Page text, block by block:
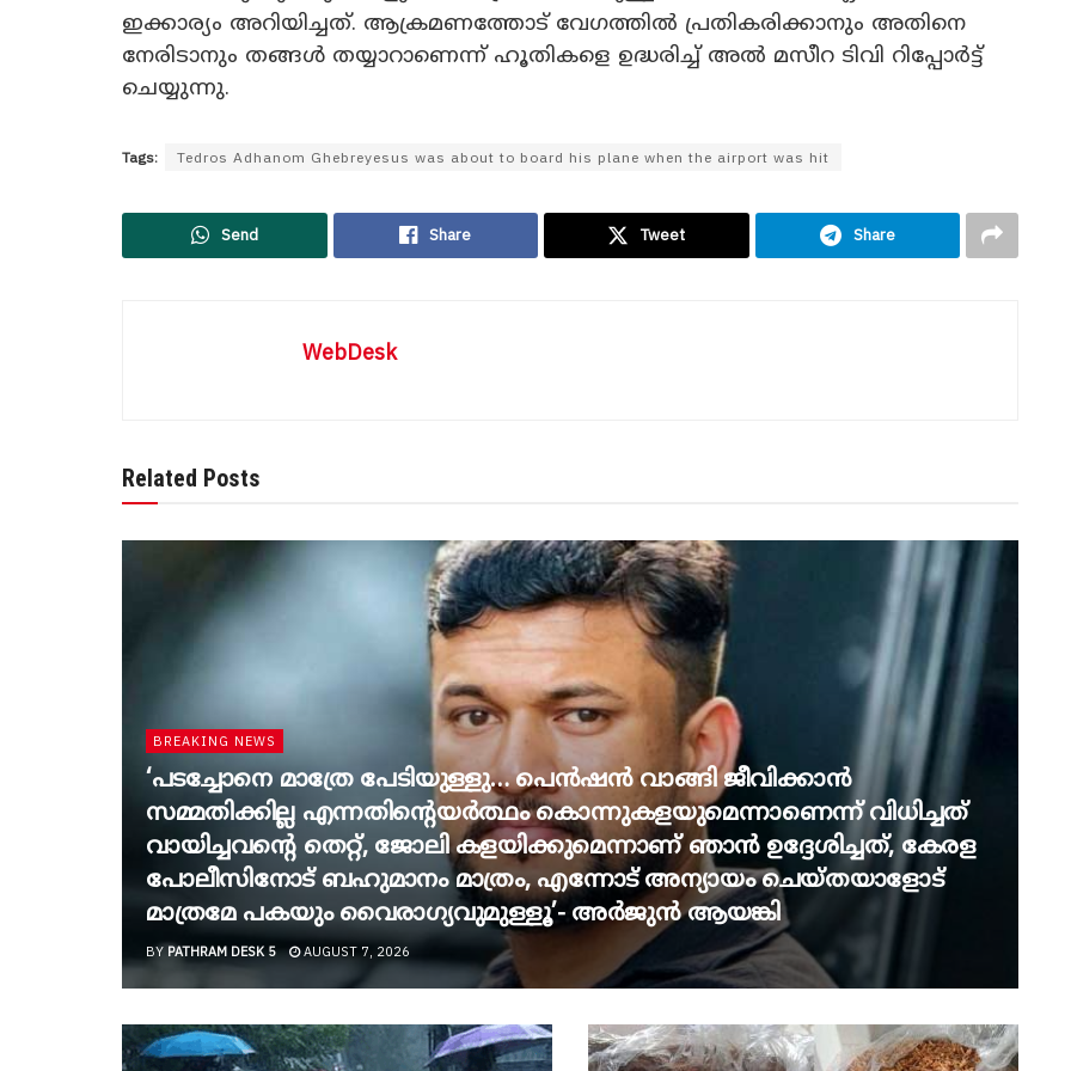
ഇക്കാര്യം അറിയിച്ചത്. ആക്രമണത്തോട് വേഗത്തില്‍ പ്രതികരിക്കാനും അതിനെ
നേരിടാനും തങ്ങള്‍ തയ്യാറാണെന്ന് ഹൂതികളെ ഉദ്ധരിച്ച് അല്‍ മസീറ ടിവി റിപ്പോര്‍ട്ട്
ചെയ്യുന്നു.
Tags: Tedros Adhanom Ghebreyesus was about to board his plane when the airport was hit
Send Share Tweet Share
WebDesk
Related Posts
BREAKING NEWS
‘പടച്ചോനെ മാത്രേ പേടിയുള്ളു… പെൻഷൻ വാങ്ങി ജീവിക്കാൻ
സമ്മതിക്കില്ല എന്നതിന്റെയർത്ഥം കൊന്നുകളയുമെന്നാണെന്ന് വിധിച്ചത്
വായിച്ചവന്റെ തെറ്റ്, ജോലി കളയിക്കുമെന്നാണ് ഞാൻ ഉദ്ദേശിച്ചത്, കേരള
പോലീസിനോട് ബഹുമാനം മാത്രം, എന്നോട് അന്യായം ചെയ്തയാളോട്
മാത്രമേ പകയും വൈരാഗ്യവുമുള്ളൂ’- അർജുൻ ആയങ്കി
BY PATHRAM DESK 5 AUGUST 7, 2026